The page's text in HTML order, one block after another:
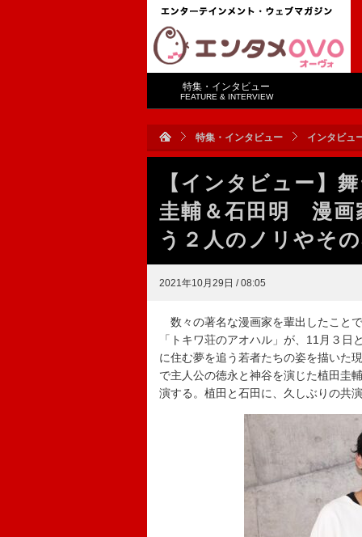
特集・インタビュー
FEATURE & INTERVIEW
特集・インタビュー インタビュ
【インタビュー】
圭輔＆石田明 漫画
う２人のノリやそ
2021年10月29日 / 08:05
数々の著名な漫画家を輩出したこと
「トキワ荘のアオハル」が、11月３
に住む夢を追う若者たちの姿を描い
で主人公の徳永と神谷を演じた植田圭
演する。植田と石田に、久しぶりの共